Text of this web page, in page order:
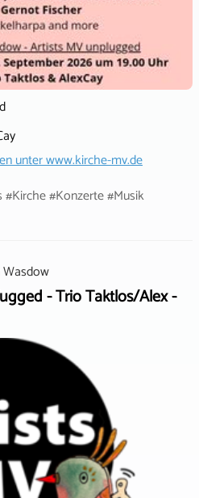
unterwww.kirche-mv.de
#Konzerte #Musik
Wasdow
- Trio Taktlos/Alex -